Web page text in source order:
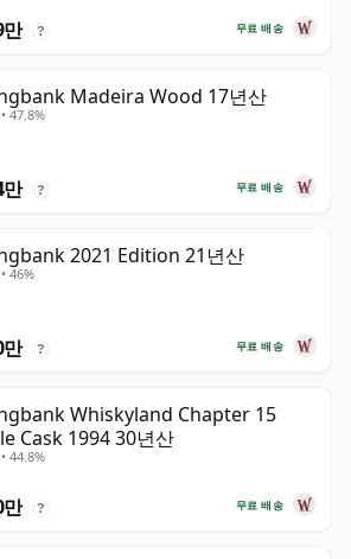
무료 배송
?
Madeira Wood 17년산
47.8%
무료 배송
?
2021 Edition 21년산
46%
무료 배송
?
Whiskyland Chapter 15
Cask 1994 30년산
44.8%
무료 배송
?